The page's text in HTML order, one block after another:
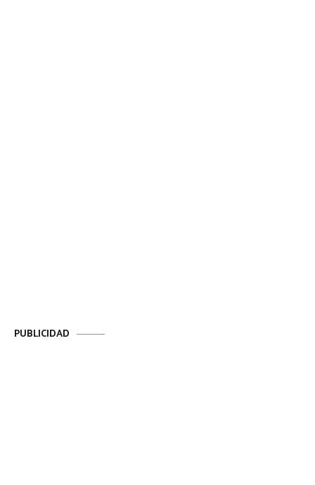
PUBLICIDAD